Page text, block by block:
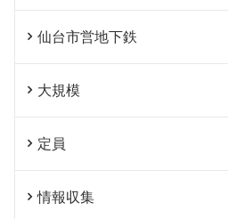
仙台市営地下鉄
大規模
定員
情報収集